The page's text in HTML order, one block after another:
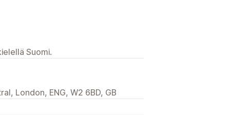
Suomi.
London, ENG, W2 6BD, GB